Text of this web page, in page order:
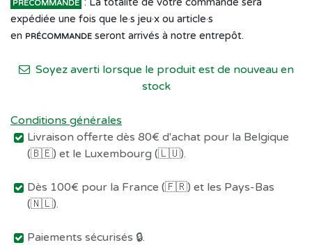
PRÉCOMMANDE
expédiée une fois que le·s jeu·x ou article·s
en PRÉCOMMANDE seront arrivés à notre entrepôt.
Soyez averti lorsque le produit est de nouveau en
stock
Conditions générales
Livraison offerte dès 80€ d'achat pour la Belgique
(🇧🇪) et le Luxembourg (🇱🇺).
Dès 100€ pour la France (🇫🇷) et les Pays-Bas
(🇳🇱).
Paiements sécurisés 🔒.